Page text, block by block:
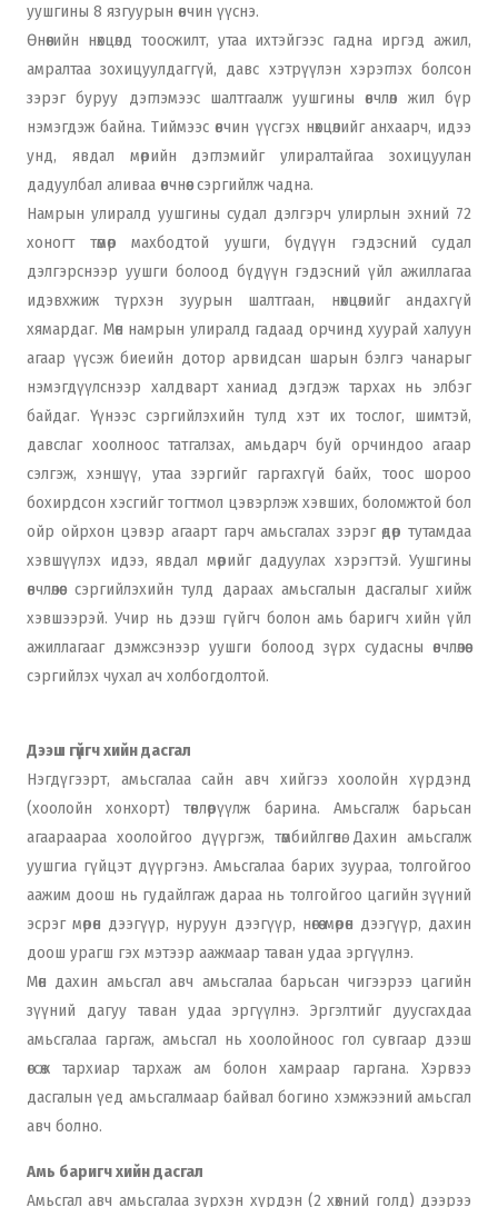
уушгины 8 язгуурын өвчин үүснэ.
Өнөөгийн нөхцөлд тоосжилт, утаа ихтэйгээс гадна иргэд ажил,
амралтаа зохицуулдаггүй, давс хэтрүүлэн хэрэглэх болсон
зэрэг буруу дэглэмээс шалтгаалж уушгины өвчлөл жил бүр
нэмэгдэж байна. Тиймээс өвчин үүсгэх нөхцөлийг анхаарч, идээ
унд, явдал мөрийн дэглэмийг улиралтайгаа зохицуулан
дадуулбал аливаа өвчнөөс сэргийлж чадна.
Намрын улиралд уушгины судал дэлгэрч улирлын эхний 72
хоногт төмөр махбодтой уушги, бүдүүн гэдэсний судал
дэлгэрснээр уушги болоод бүдүүн гэдэсний үйл ажиллагаа
идэвхжиж түрхэн зуурын шалтгаан, нөхцөлийг андахгүй
хямардаг. Мөн намрын улиралд гадаад орчинд хуурай халуун
агаар үүсэж биеийн дотор арвидсан шарын бэлгэ чанарыг
нэмэгдүүлснээр халдварт ханиад дэгдэж тархах нь элбэг
байдаг. Үүнээс сэргийлэхийн тулд хэт их тослог, шимтэй,
давслаг хоолноос татгалзах, амьдарч буй орчиндоо агаар
сэлгэж, хэншүү, утаа зэргийг гаргахгүй байх, тоос шороо
бохирдсон хэсгийг тогтмол цэвэрлэж хэвших, боломжтой бол
ойр ойрхон цэвэр агаарт гарч амьсгалах зэрэг өдөр тутамдаа
хэвшүүлэх идээ, явдал мөрийг дадуулах хэрэгтэй. Уушгины
өвчлөлөөс сэргийлэхийн тулд дараах амьсгалын дасгалыг хийж
хэвшээрэй. Учир нь дээш гүйгч болон амь баригч хийн үйл
ажиллагааг дэмжсэнээр уушги болоод зүрх судасны өвчлөлөөс
сэргийлэх чухал ач холбогдолтой.
Дээш гүйгч хийн дасгал
Нэгдүгээрт, амьсгалаа сайн авч хийгээ хоолойн хүрдэнд
(хоолойн хонхорт) төвлөрүүлж барина. Амьсгалж барьсан
агаараараа хоолойгоо дүүргэж, төмбийлгөнө. Дахин амьсгалж
уушгиа гүйцэт дүүргэнэ. Амьсгалаа барих зуураа, толгойгоо
аажим доош нь гудайлгаж дараа нь толгойгоо цагийн зүүний
эсрэг мөрөн дээгүүр, нуруун дээгүүр, нөгөө мөрөн дээгүүр, дахин
доош урагш гэх мэтээр аажмаар таван удаа эргүүлнэ.
Мөн дахин амьсгал авч амьсгалаа барьсан чигээрээ цагийн
зүүний дагуу таван удаа эргүүлнэ. Эргэлтийг дуусгахдаа
амьсгалаа гаргаж, амьсгал нь хоолойноос гол сувгаар дээш
өгсөж тархиар тархаж ам болон хамраар гаргана. Хэрвээ
дасгалын үед амьсгалмаар байвал богино хэмжээний амьсгал
авч болно.
Амь баригч хийн дасгал
Амьсгал авч амьсгалаа зүрхэн хүрдэн (2 хөхний голд) дээрээ